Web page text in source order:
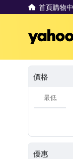
首頁購物
價格
優惠